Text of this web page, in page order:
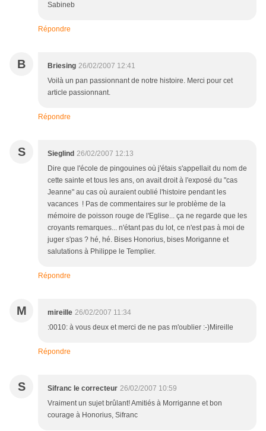
Sabineb
Répondre
B Briesing 26/02/2007 12:41
Voilà un pan passionnant de notre histoire. Merci pour cet
article passionnant.
Répondre
S Sieglind 26/02/2007 12:13
Dire que l'école de pingouines où j'étais s'appellait du nom de
cette sainte et tous les ans, on avait droit à l'exposé du "cas
Jeanne" au cas où auraient oublié l'histoire pendant les
vacances ! Pas de commentaires sur le problème de la
mémoire de poisson rouge de l'Eglise... ça ne regarde que les
croyants remarques... n'étant pas du lot, ce n'est pas à moi de
juger s'pas ? hé, hé. Bises Honorius, bises Moriganne et
salutations à Philippe le Templier.
Répondre
M mireille 26/02/2007 11:34
:0010: à vous deux et merci de ne pas m'oublier :-)Mireille
Répondre
S Sifranc le correcteur 26/02/2007 10:59
Vraiment un sujet brûlant! Amitiés à Morriganne et bon
courage à Honorius, Sifranc